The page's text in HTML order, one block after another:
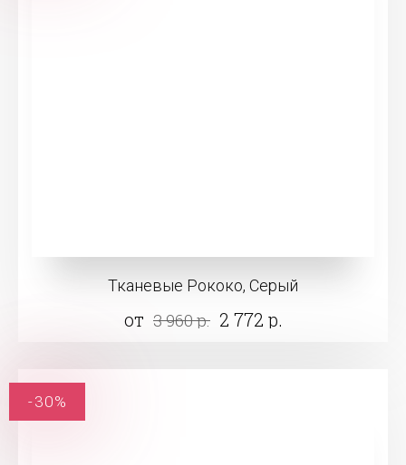
Тканевые Рококо, Серый
от 3 960 р. 2 772 р.
-30%